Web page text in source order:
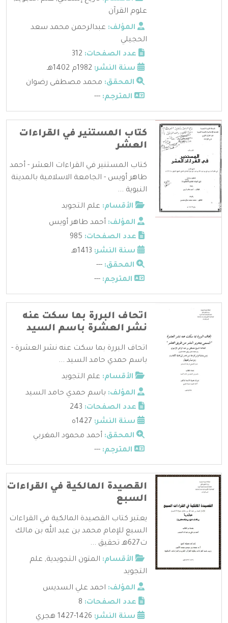
علوم القرآن
المؤلف: عبدالرحمن محمد سعد
الحجيلي
عدد الصفحات:
سنة النشر:
المحقق: محمد مصطفى رضوان
المترجم: ---
كتاب المستنير في القراءات
العشر
كتاب المستنير في القراءات العشر - أحمد
طاهر أويس - الجامعة الاسلامية بالمدينة
النبوية ...
الأقسام: علم التجويد
المؤلف: أحمد طاهر أويس
عدد الصفحات:
سنة النشر:
المحقق: ---
المترجم: ---
اتحاف البررة بما سكت عنه
نشر العشرة باسم السيد
اتحاف البررة بما سكت عنه نشر العشرة -
باسم حمدي حامد السيد ...
الأقسام: علم التجويد
المؤلف: باسم حمدي حامد السيد
عدد الصفحات:
سنة النشر:
المحقق: أحمد محمود المغربي
المترجم: ---
القصيدة المالكية في القراءات
السبع
يعتبر كتاب القصيدة المالكية في القراءات
السبع للإمام محمد بن عبد الله بن مالك
ت627هـ تحقيق ...
الأقسام: المتون التجويدية, علم
التجويد
المؤلف: احمد علي السديس
عدد الصفحات:
سنة النشر: